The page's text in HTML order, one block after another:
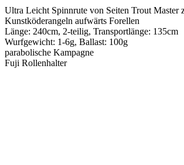
Ultra Leicht Spinnrute von Seiten Trout Master
Kunstköderangeln aufwärts Forellen
Länge: 240cm, 2-teilig, Transportlänge: 135cm
Wurfgewicht: 1-6g, Ballast: 100g
parabolische Kampagne
Fuji Rollenhalter